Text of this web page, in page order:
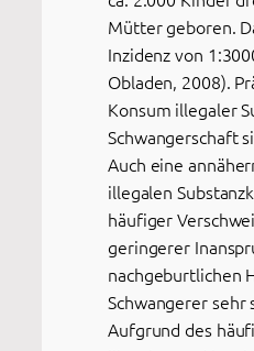
Mütter geboren.
Inzidenz von
Obladen, 2008).
Konsum illegaler
Schwangerschaft
Auch eine
illegalen
häufiger
geringerer
nachgeburtlichen
Schwangerer sehr
Aufgrund des